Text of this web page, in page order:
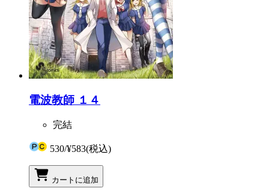
電波教師 １４
完結
530/¥583(税込)
カートに追加